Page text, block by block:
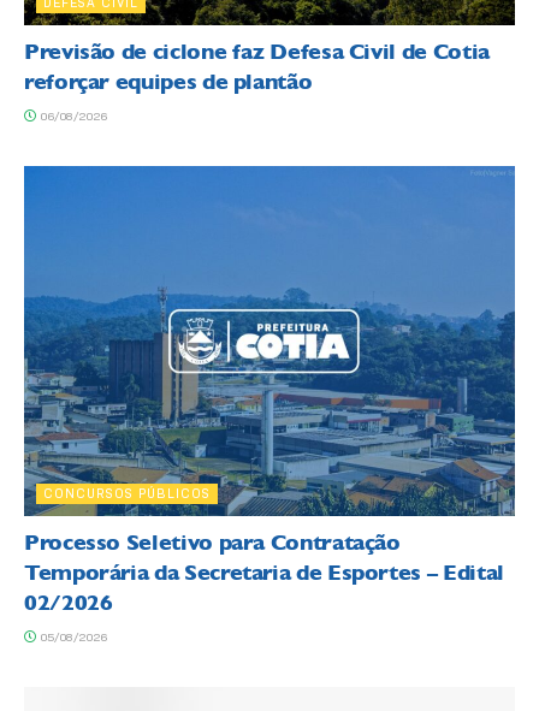
Previsão de ciclone faz Defesa Civil de Cotia
reforçar equipes de plantão
06/08/2026
CONCURSOS PÚBLICOS
Processo Seletivo para Contratação
Temporária da Secretaria de Esportes – Edital
02/2026
05/08/2026